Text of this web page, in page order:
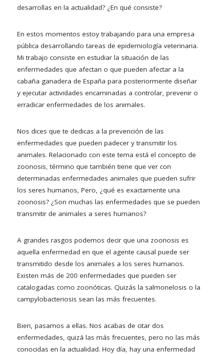
desarrollas en la actualidad? ¿En qué consiste?
En estos momentos estoy trabajando para una empresa
pública desarrollando tareas de epidemiología veterinaria.
Mi trabajo consiste en estudiar la situación de las
enfermedades que afectan o que pueden afectar a la
cabaña ganadera de España para posteriormente diseñar
y ejecutar actividades encaminadas a controlar, prevenir o
erradicar enfermedades de los animales.
Nos dices que te dedicas a la prevención de las
enfermedades que pueden padecer y transmitir los
animales. Relacionado con este tema está el concepto de
zoonosis, término que también tiene que ver con
determinadas enfermedades animales que pueden sufrir
los seres humanos, Pero, ¿qué es exactamente una
zoonosis? ¿Son muchas las enfermedades que se pueden
transmitir de animales a seres humanos?
A grandes rasgos podemos decir que una zoonosis es
aquella enfermedad en que el agente causal puede ser
transmitido desde los animales a los seres humanos.
Existen más de 200 enfermedades que pueden ser
catalogadas como zoonóticas. Quizás la salmonelosis o la
campylobacteriosis sean las más frecuentes.
Bien, pasamos a ellas. Nos acabas de citar dos
enfermedades, quizá las más frecuentes, pero no las más
conocidas en la actualidad. Hoy día, hay una enfermedad